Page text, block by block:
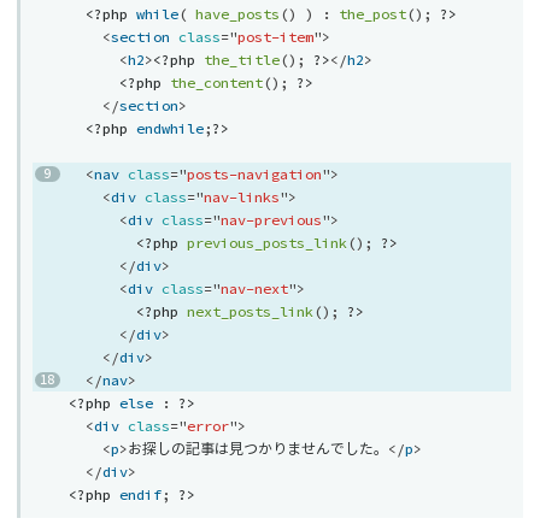
<?php while( have_posts () ) : the_post() ;
?>
<section class="post-item">
<h2><?php the_title() ; ?></h2>
<?php the_content() ;
?>
</section>
<?php endwhile; ?>
<nav class="posts-navigation">
<div class="nav-links">
<div class="nav-previous">
<?php previous_posts_link () ;
?>
</div>
<div class="nav-next">
<?php next_posts_link () ;
?>
</div>
</div>
</nav>
<?php else :
?>
<div class="error">
<p>お探しの記事は見つかりませんでした。 </p>
</div>
<?php endif; ?>